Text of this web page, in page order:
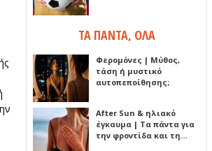
ΤΑ ΠΑΝΤΑ, ΟΛΑ
Φερομόνες | Μύθος,
τάση ή μυστικό
αυτοπεποίθησης;
After Sun & ηλιακό
έγκαυμα | Τα πάντα για
την φροντίδα και τη…